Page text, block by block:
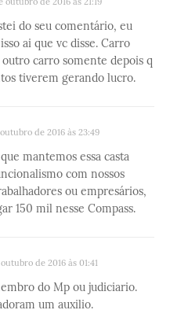
do seu comentário, eu
ai que vc disse. Carro
carro somente depois q
tiverem gerando lucro.
de 2016 às 23:49
mantemos essa casta
com nossos
ou empresários,
150 mil nesse Compass.
de 2016 às 01:41
do Mp ou judiciario.
um auxilio.